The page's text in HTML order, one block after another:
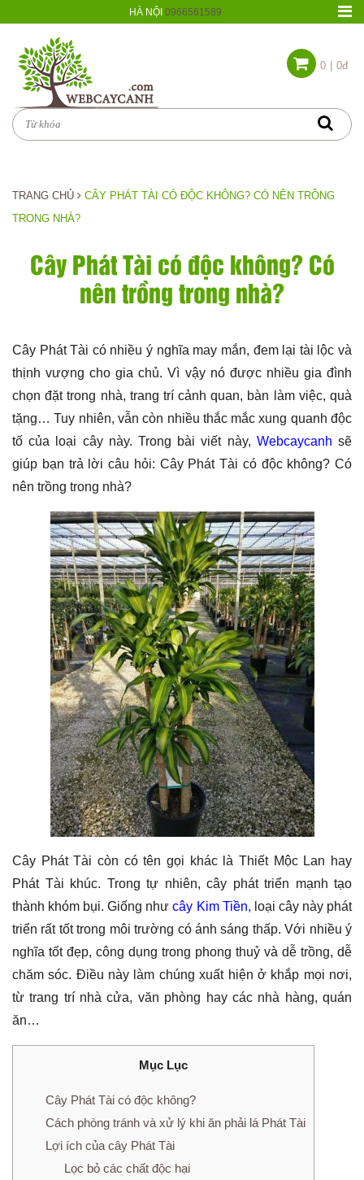
HÀ NỘI 0966561589
0 0đ
TRANG CHỦ
CÂY PHÁT TÀI CÓ ĐỘC KHÔNG? CÓ NÊN TRỒNG
TRONG NHÀ?
Cây Phát Tài có độc không? Có
nên trồng trong nhà?
Cây Phát Tài có nhiều ý nghĩa may mắn, đem lại tài lộc và
thịnh vượng cho gia chủ. Vì vậy nó được nhiều gia đình
chọn đặt trong nhà, trang trí cảnh quan, bàn làm việc, quà
tặng… Tuy nhiên, vẫn còn nhiều thắc mắc xung quanh độc
tố của loại cây này. Trong bài viết này, Webcaycanh sẽ
giúp bạn trả lời câu hỏi: Cây Phát Tài có độc không? Có
nên trồng trong nhà?
Cây Phát Tài còn có tên gọi khác là Thiết Mộc Lan hay
Phát Tài khúc. Trong tự nhiên, cây phát triển mạnh tạo
thành khóm bụi. Giống nhưcây Kim Tiền, loại cây này phát
triển rất tốt trong môi trường có ánh sáng thấp. Với nhiều ý
nghĩa tốt đẹp, công dụng trong phong thuỷ và dễ trồng, dễ
chăm sóc. Điều này làm chúng xuất hiện ở khắp mọi nơi,
từ trang trí nhà cửa, văn phòng hay các nhà hàng, quán
ăn…
Mục Lục
Cây Phát Tài có độc không?
Cách phòng tránh và xử lý khi ăn phải lá Phát Tài
Lợi ích của cây Phát Tài
Lọc bỏ các chất độc hại